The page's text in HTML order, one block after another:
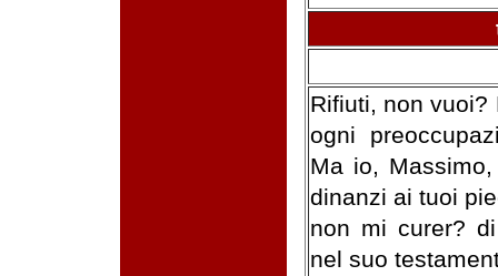
Rifiuti, non
ogni
Ma io,
dinanzi ai tuoi
non mi curer?
nel suo